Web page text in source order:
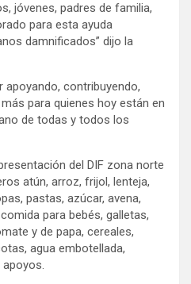
jóvenes, padres de familia,
para esta ayuda
damnificados” dijo la
contribuyendo,
para quienes hoy están en
de todas y todos los
del DIF zona norte
atún, arroz, frijol, lenteja,
pastas, azúcar, avena,
para bebés, galletas,
y de papa, cereales,
agua embotellada,